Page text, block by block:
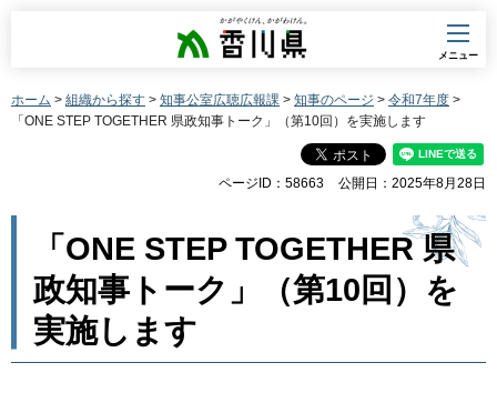
香川県
メニュー
ホーム > 組織から探す > 知事公室広聴広報課 > 知事のページ > 令和7年度 >
「ONE STEP TOGETHER 県政知事トーク」（第10回）を実施します
ページID：58663 公開日：2025年8月28日
「ONE STEP TOGETHER 県
政知事トーク」（第10回）を
実施します